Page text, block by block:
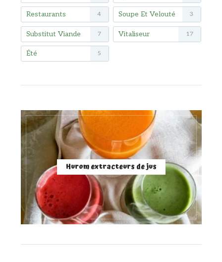
Restaurants 4 Soupe Et Velouté 3
Substitut Viande 7 Vitaliseur 17
Été 5
Hurom extracteurs de jus